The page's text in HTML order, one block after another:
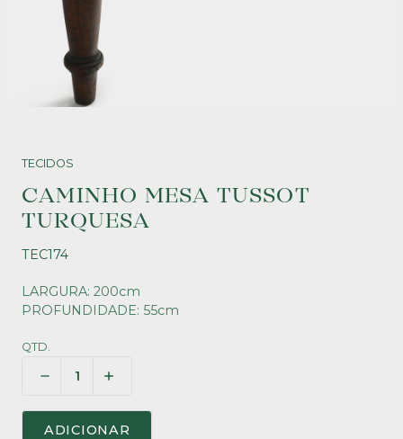
TECIDOS
CAMINHO MESA TUSSOT
TURQUESA
TEC174
LARGURA: 200cm
PROFUNDIDADE: 55cm
QTD.
ADICIONAR